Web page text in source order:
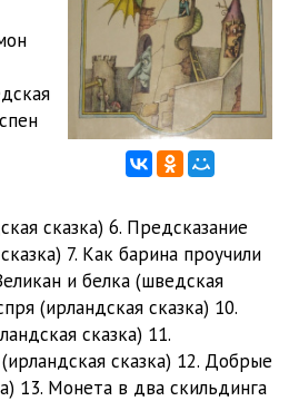
02:47
12:04
04:55
03:33
08:11
10:39
сказка) 6. Предсказание
7. Как барина проучили
и белка (шведская
(ирландская сказка) 10.
сказка) 11.
сказка) 12. Добрые
13. Монета в два скильдинга